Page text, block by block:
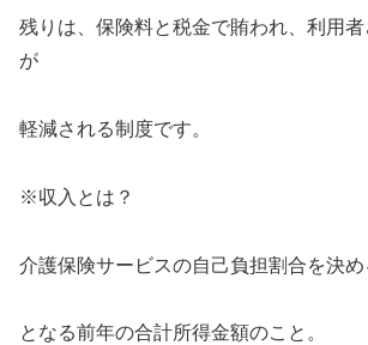
残りは、保険料と税金で賄われ、利用
が
軽減される制度です。
※収入とは？
介護保険サービスの自己負担割合を決
となる前年の合計所得金額のこと。